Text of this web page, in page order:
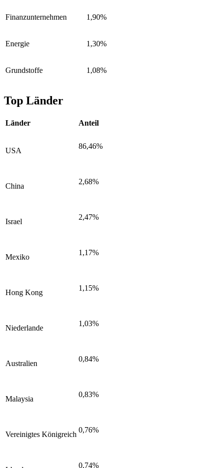
Finanzunternehmen 1,90%
Energie 1,30%
Grundstoffe 1,08%
Top Länder
Länder Anteil
USA
86,46%
China
2,68%
Israel
2,47%
Mexiko
1,17%
Hong Kong
1,15%
Niederlande
1,03%
Australien
0,84%
Malaysia
0,83%
Vereinigtes Königreich
0,76%
0,74%